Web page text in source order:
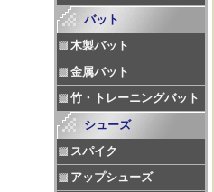
バット
木製バット
金属バット
竹・トレーニングバット
シューズ
スパイク
アップシューズ